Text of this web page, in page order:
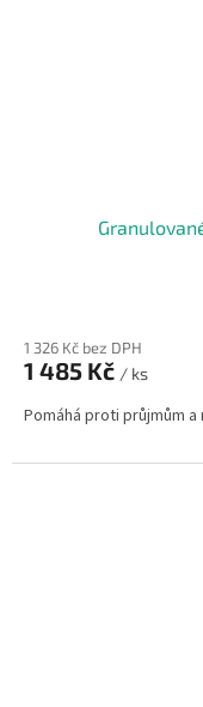
1 326 Kč bez DPH
1 485 Kč / ks
Pomáhá proti průjmům